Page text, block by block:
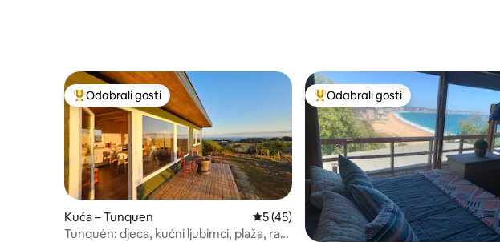
Među najviše rangiranima s oznakom „Odabrali gosti”
Odabrali gosti
Kuća – Tunquen Prosječna ocjena: 5/5, recenzija: 45
5 (45)
Tunquén: djeca, kućni ljubimci, plaža, rad
Među najviše rangiranima s
Odabrali gosti